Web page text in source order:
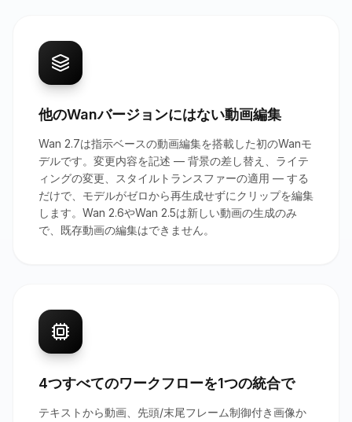
他のWanバージョンにはない動画編集
Wan 2.7は指示ベースの動画編集を搭載した初のWanモ
デルです。変更内容を記述 — 背景の差し替え、ライテ
ィングの変更、スタイルトランスファーの適用 — する
だけで、モデルがゼロから再生成せずにクリップを編集
します。Wan 2.6やWan 2.5は新しい動画の生成のみ
で、既存動画の編集はできません。
4つすべてのワークフローを1つの統合で
テキストから動画、先頭/末尾フレーム制御付き画像か